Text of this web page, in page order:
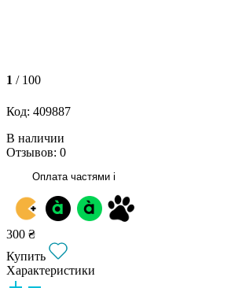
1 / 100
Код: 409887
В наличии
Отзывов: 0
Оплата частями i
300 ₴
Купить
Характеристики